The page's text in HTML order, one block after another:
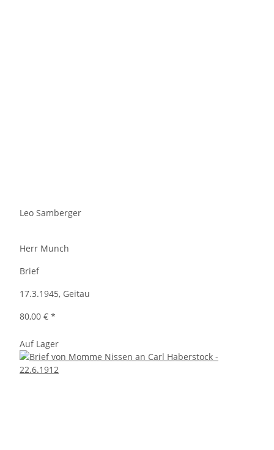
Leo Samberger
Herr Munch
Brief
17.3.1945, Geitau
80,00 € *
Auf Lager